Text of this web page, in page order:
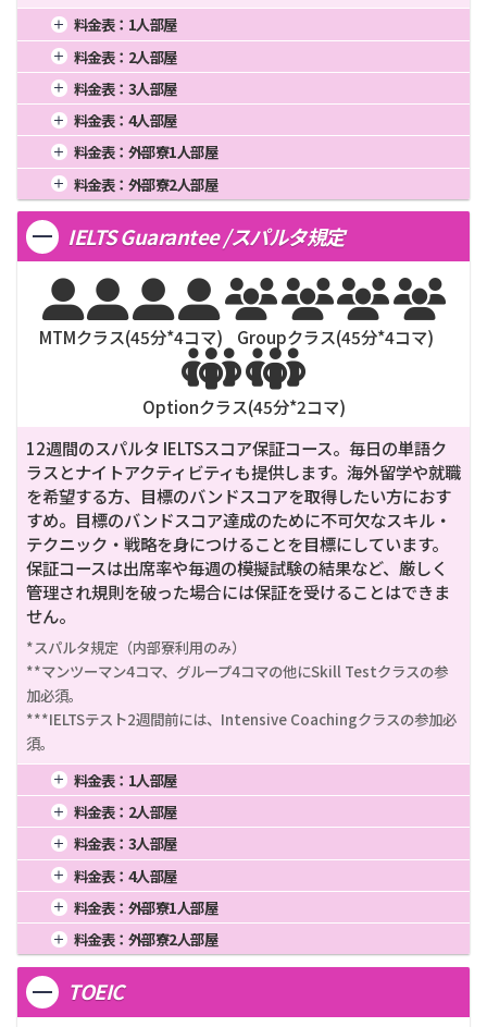
料金表： 1人部屋
1週間
1,020
2週間
1,658
3週間
2,168
8週間
5,100
12週間
7,650
20週間
12,750
24週間
15,300
料金表： 2人部屋
1週間
876
2週間
1,424
3週間
1,862
8週間
4,380
12週間
6,570
20週間
10,950
24週間
13,140
料金表： 3人部屋
1週間
840
2週間
1,365
3週間
1,785
8週間
4,200
12週間
6,300
20週間
10,500
24週間
12,600
料金表： 4人部屋
1週間
820
2週間
1,333
3週間
1,743
4週間
8週間
4,100
12週間
6,300
20週間
10,250
24週間
12,300
料金表： 外部寮1人部屋
1週間
2週間
3週間
4週間
8週間
12週間
20週間
24週間
料金表： 外部寮2人部屋
1週間
2週間
3週間
4週間
8週間
12週間
16週間
20週間
24週間
IELTS Guarantee /スパルタ規定

MTMクラス(45分*4コマ)

Groupクラス(45分*4コマ)

Optionクラス(45分*2コマ)
12週間のスパルタ IELTSスコア保証コース。毎日の単語ク
ラスとナイトアクティビティも提供します。海外留学や就職
を希望する方、目標のバンドスコアを取得したい方におす
すめ。目標のバンドスコア達成のために不可欠なスキル・
テクニック・戦略を身につけることを目標にしています。
保証コースは出席率や毎週の模擬試験の結果など、厳しく
管理され規則を破った場合には保証を受けることはできま
せん。
*スパルタ規定（内部寮利用のみ）
**マンツーマン4コマ、グループ4コマの他にSkill Testクラスの参
加必須。
***IELTSテスト2週間前には、Intensive Coachingクラスの参加必
須。
料金表： 1人部屋
1週間
1,076
2週間
1,749
3週間
2,287
8週間
5,380
12週間
8,070
20週間
13,450
24週間
16,140
料金表： 2人部屋
1週間
932
2週間
1,515
3週間
1,981
8週間
4,660
12週間
6,990
20週間
11,650
24週間
13,980
料金表： 3人部屋
1週間
896
2週間
1,456
3週間
1,904
8週間
4,480
12週間
6,720
20週間
11,200
24週間
13,440
料金表： 4人部屋
1週間
876
2週間
1,424
3週間
1,862
4週間
8週間
4,380
12週間
6,720
20週間
10,950
24週間
13,140
料金表： 外部寮1人部屋
1週間
2週間
3週間
4週間
8週間
20週間
料金表： 外部寮2人部屋
1週間
2週間
3週間
4週間
12週間
16週間
24週間
TOEIC